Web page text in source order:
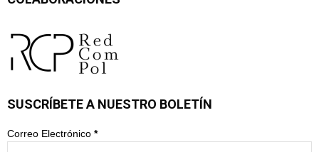
SUSCRÍBETE A NUESTRO BOLETÍN
Correo Electrónico *